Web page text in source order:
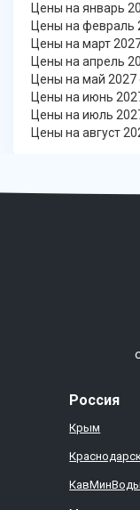
Цены на январь
Цены на февраль
Цены на март
Цены на апрель
Цены на май 2027
Цены на июнь
Цены на июль
Цены на август
Россия
Крым
КавМинВоды